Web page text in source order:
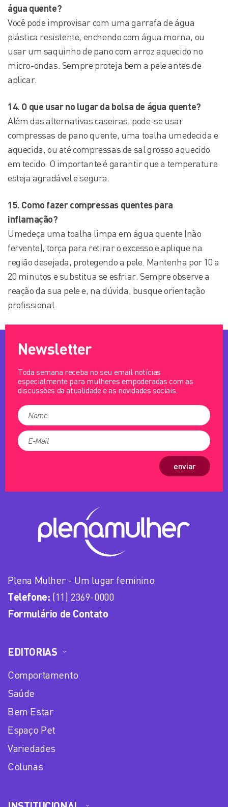
água quente?
Você pode improvisar com uma garrafa de água
plástica resistente, enchendo com água morna, ou
usar um saquinho de pano com arroz aquecido no
micro-ondas. Sempre proteja bem a pele antes de
aplicar.
14. O que usar no lugar da bolsa de água quente?
Além das alternativas caseiras, pode-se usar
compressas de pano quente, uma toalha umedecida e
aquecida, ou até compressas de sal grosso aquecido
em tecido. O importante é garantir que a temperatura
esteja agradável e segura.
15. Como fazer compressas quentes para
inflamação?
Umedeça uma toalha limpa em água quente (não
fervente), torça para retirar o excesso e aplique na
região desejada, protegendo a pele. Mantenha por 10 a
20 minutos e substitua se esfriar. Sempre observe a
reação da sua pele e, na dúvida, busque orientação
profissional.
Newsletter
Toda semana receba no seu email notícias
especialmente para mulheres empoderadas com as
discussões da atualidade e as novidades sociais.
enviar
Plena Mulher - Um lugar feminino
Telefone: (11) 2369-0000
Formulário de Contato
EDITORIAS
Comportamento
Saúde
Bem Estar
Espaço Pet
Variedades
Colunas